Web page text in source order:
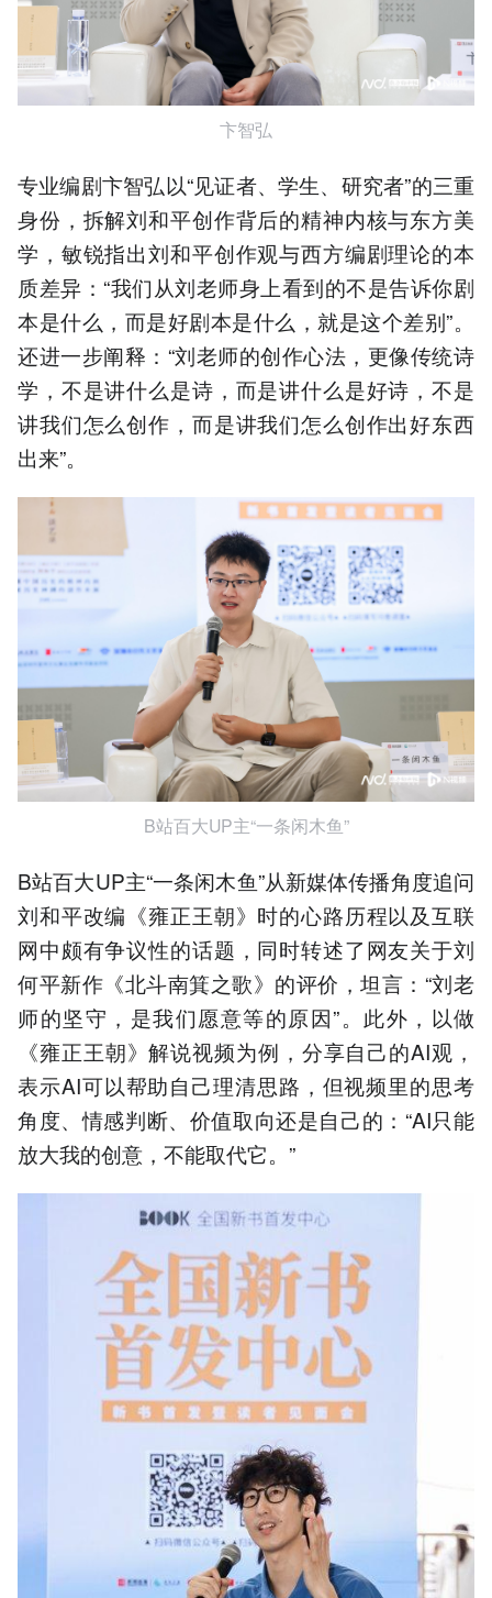
卞智弘
专业编剧卞智弘以“见证者、学生、研究者”的三重
身份，拆解刘和平创作背后的精神内核与东方美
学，敏锐指出刘和平创作观与西方编剧理论的本
质差异：“我们从刘老师身上看到的不是告诉你剧
本是什么，而是好剧本是什么，就是这个差别”。
还进一步阐释：“刘老师的创作心法，更像传统诗
学，不是讲什么是诗，而是讲什么是好诗，不是
讲我们怎么创作，而是讲我们怎么创作出好东西
出来”。
B站百大UP主“一条闲木鱼”
B站百大UP主“一条闲木鱼”从新媒体传播角度追问
刘和平改编《雍正王朝》时的心路历程以及互联
网中颇有争议性的话题，同时转述了网友关于刘
何平新作《北斗南箕之歌》的评价，坦言：“刘老
师的坚守，是我们愿意等的原因”。此外，以做
《雍正王朝》解说视频为例，分享自己的AI观，
表示AI可以帮助自己理清思路，但视频里的思考
角度、情感判断、价值取向还是自己的：“AI只能
放大我的创意，不能取代它。”